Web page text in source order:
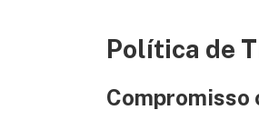
Política de
Compromisso